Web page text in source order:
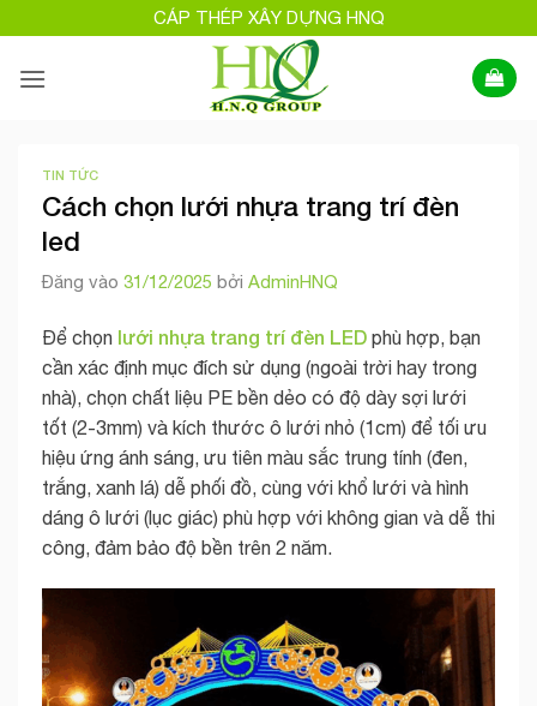
qua
nội
CÁP THÉP XÂY DỰNG HNQ
TIN TỨC
Cách chọn lưới nhựa trang trí đèn
led
Đăng vào 31/12/2025 bởi AdminHNQ
Để chọn lưới nhựa trang trí đèn LED phù hợp, bạn
cần xác định mục đích sử dụng (ngoài trời hay trong
nhà), chọn chất liệu PE bền dẻo có độ dày sợi lưới
tốt (2-3mm) và kích thước ô lưới nhỏ (1cm) để tối ưu
hiệu ứng ánh sáng, ưu tiên màu sắc trung tính (đen,
trắng, xanh lá) dễ phối đồ, cùng với khổ lưới và hình
dáng ô lưới (lục giác) phù hợp với không gian và dễ thi
công, đảm bảo độ bền trên 2 năm.